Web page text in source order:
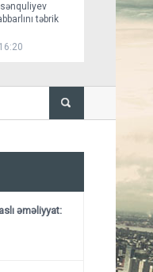
təbrik
Üçüncü tərəf, yoxsa
əməliyyat: